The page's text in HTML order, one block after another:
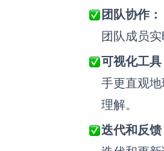
团队协作：
团队成员
可视化工具
手更直观
理解。
迭代和反馈